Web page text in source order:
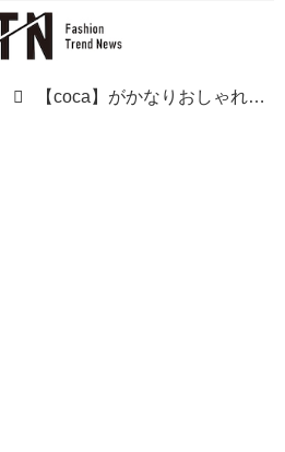
【coca】がかなりおしゃれ！ 大人女性が愛用♡「サマ見えアイテム」